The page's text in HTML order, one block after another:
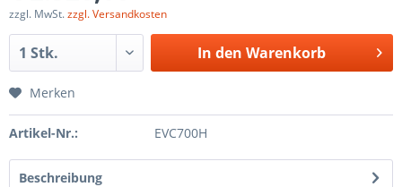
zzgl. MwSt.zzgl. Versandkosten
In den Warenkorb
Merken
Artikel-Nr.: EVC700H
Beschreibung